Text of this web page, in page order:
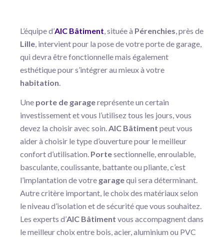
L’équipe d’AIC Bâtiment, située à Pérenchies, près de
Lille, intervient pour la pose de votre porte de garage,
qui devra être fonctionnelle mais également
esthétique pour s’intégrer au mieux à votre
habitation.
Une porte de garagereprésente un certain
investissement et vous l’utilisez tous les jours, vous
devez la choisir avec soin.AIC Bâtiment peut vous
aider à choisir le type d’ouverture pour le meilleur
confort d’utilisation. Portesectionnelle, enroulable,
basculante, coulissante, battante ou pliante, c’est
l’implantation de votre garagequi sera déterminant.
Autre critère important, le choix des matériaux selon
le niveau d’isolation et de sécurité que vous souhaitez.
Les experts d’AIC Bâtiment vous accompagnent dans
le meilleur choix entre bois, acier, aluminium ou PVC